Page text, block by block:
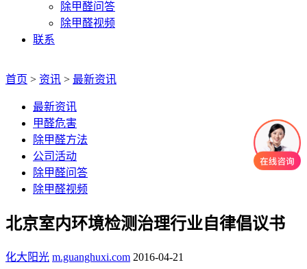
除甲醛问答
除甲醛视频
联系
首页 > 资讯 > 最新资讯
最新资讯
甲醛危害
除甲醛方法
公司活动
除甲醛问答
除甲醛视频
北京室内环境检测治理行业自律倡议书
化大阳光 m.guanghuxi.com 2016-04-21